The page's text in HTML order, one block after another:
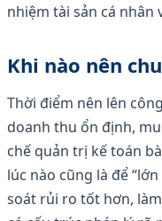
nhiệm tài sản cá nhân
Khi nào nên
Thời điểm nên lên
doanh thu ổn định,
chế quản trị kế toán
lúc nào cũng là để
soát rủi ro tốt hơn,